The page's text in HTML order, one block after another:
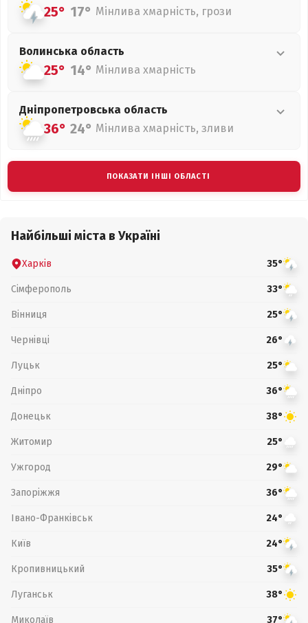
25° 17° Мінлива хмарність, грози
Волинська область
25° 14° Мінлива хмарність
Дніпропетровська область
36° 24° Мінлива хмарність, зливи
ПОКАЗАТИ ІНШІ ОБЛАСТІ
Найбільші міста в Україні
Харків 35°
Сімферополь 33°
Вінниця 25°
Чернівці 26°
Луцьк 25°
Дніпро 36°
Донецьк 38°
Житомир 25°
Ужгород 29°
Запоріжжя 36°
Івано-Франківськ 24°
Київ 24°
Кропивницький 35°
Луганськ 38°
Миколаїв 37°